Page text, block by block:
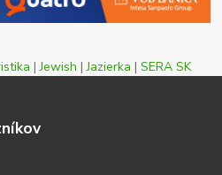
|Jewish |Jazierka | SERA SK